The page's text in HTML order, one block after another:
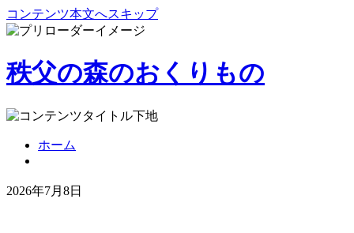
コンテンツ本文へスキップ
秩父の森のおくりもの
ホーム
2026年7月8日